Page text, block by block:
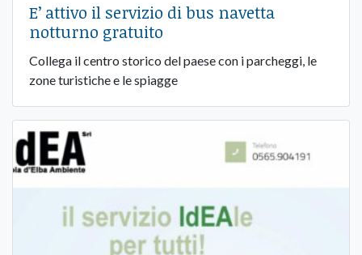
E’ attivo il servizio di bus navetta
notturno gratuito
Collega il centro storico del paese con i parcheggi, le
zone turistiche e le spiagge